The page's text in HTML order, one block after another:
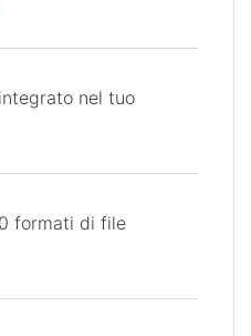
nel tuo
formati di file